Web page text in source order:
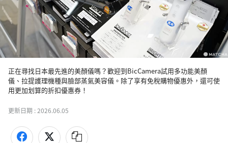
正在尋找日本最先進的美顏儀嗎？歡迎到BicCamera試用多功能美顏
儀、拉提護理機種與臉部蒸氣美容儀。除了享有免稅購物優惠外，還可使
用更加划算的折扣優惠券！
更新日期 :2026.06.05